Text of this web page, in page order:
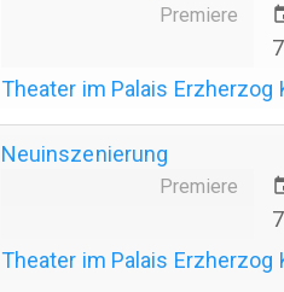
Premiere
Theater im Palais Erzherzog
Neuinszenierung
Premiere
Theater im Palais Erzherzog